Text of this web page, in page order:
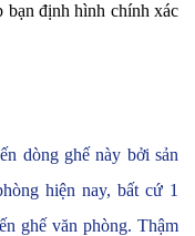
bạn định hình chính xác
dòng ghế này bởi sản
hiện nay, bất cứ 1
ghế văn phòng. Thậm